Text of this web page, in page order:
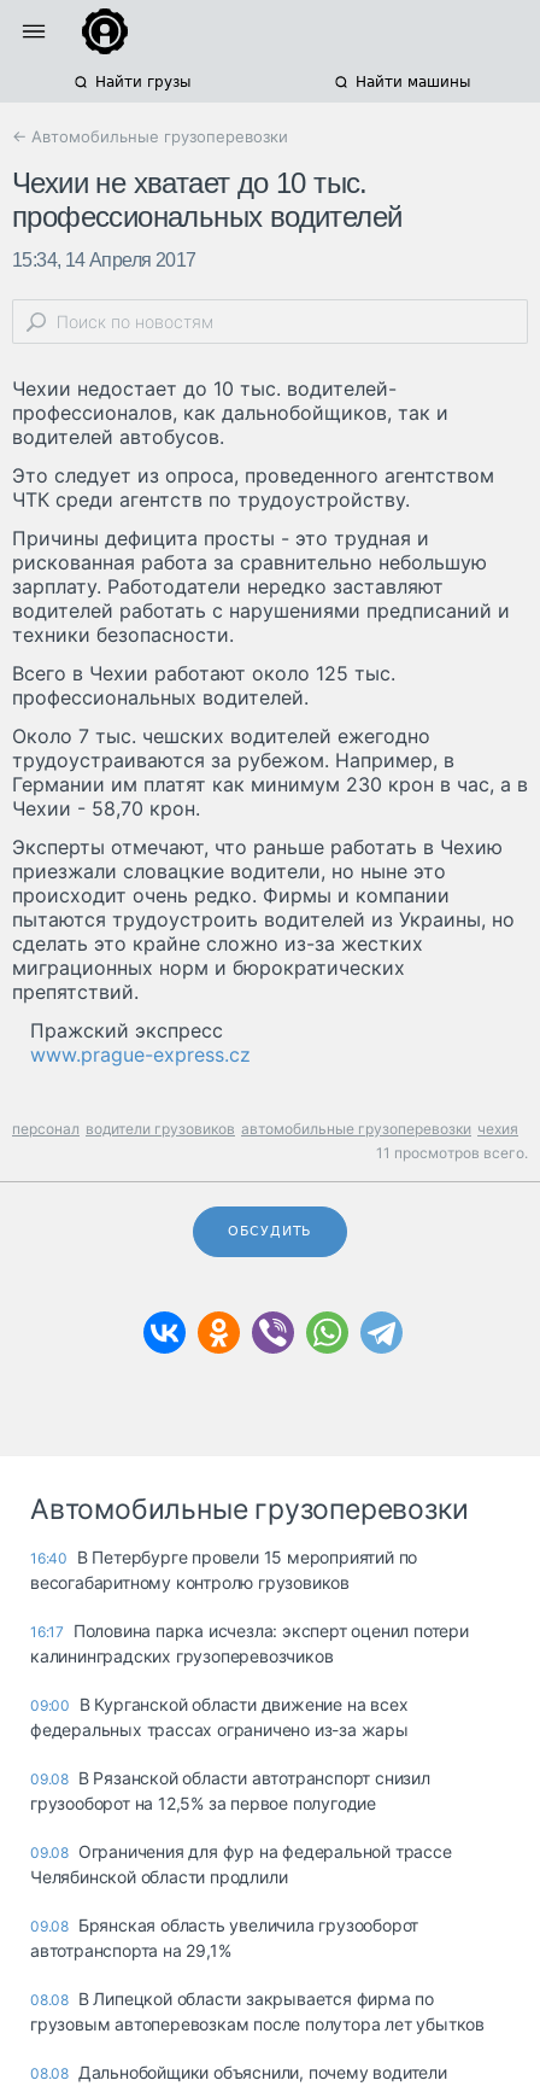
Найти грузы Найти машины
← Автомобильные грузоперевозки
Чехии не хватает до 10 тыс.
профессиональных водителей
15:34, 14 Апреля 2017
Чехии недостает до 10 тыс. водителей-
профессионалов, как дальнобойщиков, так и
водителей автобусов.
Это следует из опроса, проведенного агентством
ЧТК среди агентств по трудоустройству.
Причины дефицита просты - это трудная и
рискованная работа за сравнительно небольшую
зарплату. Работодатели нередко заставляют
водителей работать с нарушениями предписаний и
техники безопасности.
Всего в Чехии работают около 125 тыс.
профессиональных водителей.
Около 7 тыс. чешских водителей ежегодно
трудоустраиваются за рубежом. Например, в
Германии им платят как минимум 230 крон в час, а в
Чехии - 58,70 крон.
Эксперты отмечают, что раньше работать в Чехию
приезжали словацкие водители, но ныне это
происходит очень редко. Фирмы и компании
пытаются трудоустроить водителей из Украины, но
сделать это крайне сложно из-за жестких
миграционных норм и бюрократических
препятствий.
Пражский экспресс
www.prague-express.cz
персонал водители грузовиков автомобильные грузоперевозки чехия
11 просмотров всего.
ОБСУДИТЬ
Автомобильные грузоперевозки
16:40
В Петербурге провели 15 мероприятий по
весогабаритному контролю грузовиков
16:17
Половина парка исчезла: эксперт оценил потери
калининградских грузоперевозчиков
09:00
В Курганской области движение на всех
федеральных трассах ограничено из-за жары
09.08 В Рязанской области автотранспорт снизил
грузооборот на 12,5% за первое полугодие
09.08 Ограничения для фур на федеральной трассе
Челябинской области продлили
09.08 Брянская область увеличила грузооборот
автотранспорта на 29,1%
08.08 В Липецкой области закрывается фирма по
грузовым автоперевозкам после полутора лет убытков
08.08 Дальнобойщики объяснили, почему водители